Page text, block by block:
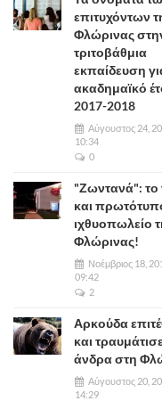
επιτυχόντων
Φλώρινας
τριτοβάθμια
εκπαίδευση
ακαδημαϊκό
2017-2018
Αύγουστος 24,
10:34
0
"Ζωντανά": το
και
ιχθυοπωλείο
Φλώρινας!
Νοέμβριος 18,
09:42
2
Αρκούδα
και
άνδρα στη
Αύγουστος 20,
14:29